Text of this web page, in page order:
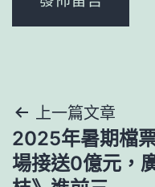
文
章
上一篇文章
2025年暑期檔
場接送0億元，